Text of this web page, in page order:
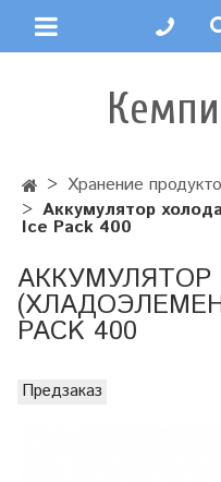
Хранение
Аккумулятор
Ice Pack 400
PACK 400
Предзаказ